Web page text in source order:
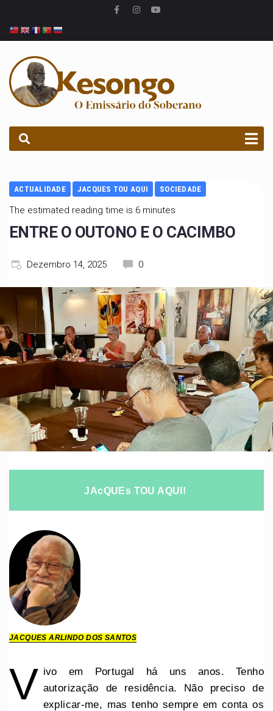
ACTUALIDADE JACQUES TOU AQUI SOCIEDADE
The estimated reading time is 6 minutes
ENTRE O OUTONO E O CACIMBO
Dezembro 14, 2025 0
JAcQUEs TOU AQUI!
JACQUES ARLINDO DOS SANTOS
V ivo em Portugal há uns anos. Tenho
autorização de residência. Não preciso de
explicar-me, mas tenho sempre em conta os
PROCURAR